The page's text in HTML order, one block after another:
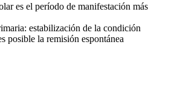
es el período de manifestación más
estabilización de la condición
posible la remisión espontánea